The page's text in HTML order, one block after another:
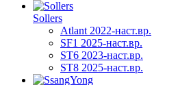
Sollers
Atlant 2022-наст.вр.
SF1 2025-наст.вр.
ST6 2023-наст.вр.
ST8 2025-наст.вр.